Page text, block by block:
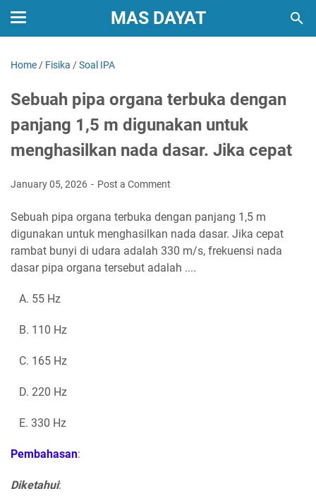
MAS DAYAT
Home / Fisika /Soal IPA
Sebuah pipa organa terbuka dengan
panjang 1,5 m digunakan untuk
menghasilkan nada dasar. Jika cepat
January 05, 2026 Post a Comment
Sebuah pipa organa terbuka dengan panjang 1,5 m
digunakan untuk menghasilkan nada dasar. Jika cepat
rambat bunyi di udara adalah 330 m/s, frekuensi nada
dasar pipa organa tersebut adalah ....
A. 55 Hz
B. 110 Hz
C. 165 Hz
D. 220 Hz
E. 330 Hz
Pembahasan:
Diketahui: